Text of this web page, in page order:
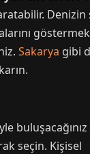
Denizin
Sakarya gibi
buluşacağınız
seçin. Kişisel